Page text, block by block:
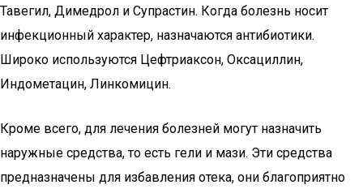
Тавегил, Димедрол и Супрастин. Когда болезнь носит
инфекционный характер, назначаются антибиотики.
Широко используются Цефтриаксон, Оксациллин,
Индометацин, Линкомицин.
Кроме всего, для лечения болезней могут назначить
наружные средства, то есть гели и мази. Эти средства
предназначены для избавления отека, они благоприятно